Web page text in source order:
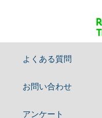
よくある質問
お問い合わせ
アンケート